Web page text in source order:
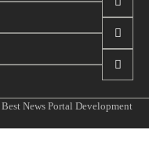
Best News Portal Development